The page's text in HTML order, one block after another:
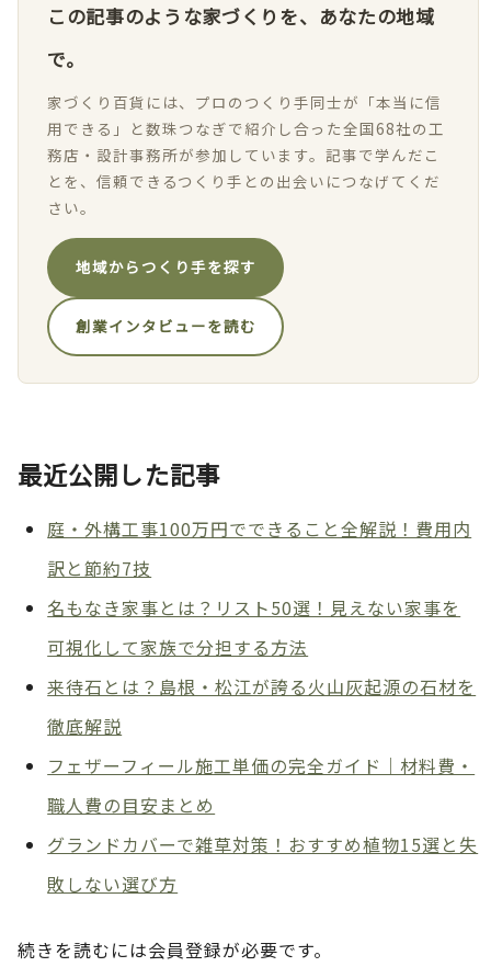
この記事のような家づくりを、あなたの地域
で。
家づくり百貨には、プロのつくり手同士が「本当に信
用できる」と数珠つなぎで紹介し合った全国68社の工
務店・設計事務所が参加しています。記事で学んだこ
とを、信頼できるつくり手との出会いにつなげてくだ
さい。
地域からつくり手を探す
創業インタビューを読む
最近公開した記事
庭・外構工事100万円でできること全解説！費用内
訳と節約7技
名もなき家事とは？リスト50選！見えない家事を
可視化して家族で分担する方法
来待石とは？島根・松江が誇る火山灰起源の石材を
徹底解説
フェザーフィール施工単価の完全ガイド｜材料費・
職人費の目安まとめ
グランドカバーで雑草対策！おすすめ植物15選と失
敗しない選び方
続きを読むには会員登録が必要です。